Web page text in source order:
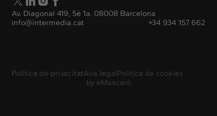
Av. Diagonal 419, 5è 1a. 08008 Barcelona
info@intermedia.cat
+34 934 157 662
Política de privacitatAvís legalPolítica de cookies
by eMascaró